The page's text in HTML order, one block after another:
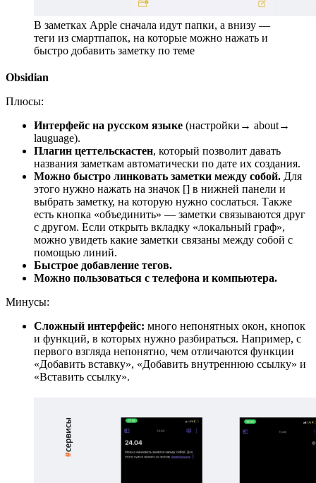
В заметках Apple сначала идут папки, а внизу —
теги из смартпапок, на которые можно нажать и
быстро добавить заметку по теме
Obsidian
Плюсы:
Интерфейс на русском языке (настройки→ about→
lauguage).
Плагин цеттельскастен, который позволит давать
названия заметкам автоматически по дате их создания.
Можно быстро линковать заметки между собой. Для
этого нужно нажать на значок [] в нижней панели и
выбрать заметку, на которую нужно сослаться. Также
есть кнопка «объединить» — заметки связываются друг
с другом. Если открыть вкладку «локальный граф»,
можно увидеть какие заметки связаны между собой с
помощью линий.
Быстрое добавление тегов.
Можно пользоваться с телефона и компьютера.
Минусы:
Сложный интерфейс: много непонятных окон, кнопок
и функций, в которых нужно разбираться. Например, с
первого взгляда непонятно, чем отличаются функции
«Добавить вставку», «Добавить внутреннюю ссылку» и
«Вставить ссылку».